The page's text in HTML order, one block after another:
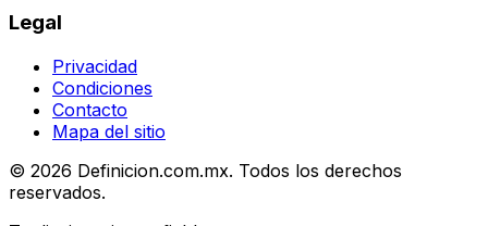
Legal
Privacidad
Condiciones
Contacto
Mapa del sitio
© 2026 Definicion.com.mx. Todos los derechos
reservados.